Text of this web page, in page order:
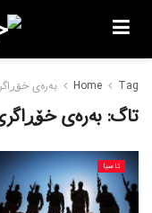
Home Tag بەرەی
تاگ: بەرەی
ئاسیا